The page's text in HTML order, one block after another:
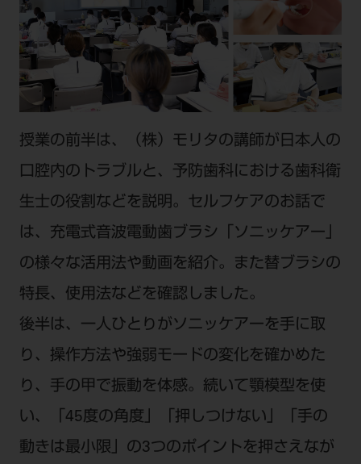
授業の前半は、（株）モリタの講師が日本人の
口腔内のトラブルと、予防歯科における歯科衛
生士の役割などを説明。セルフケアのお話で
は、充電式音波電動歯ブラシ「ソニッケアー」
の様々な活用法や動画を紹介。また替ブラシの
特長、使用法などを確認しました。
後半は、一人ひとりがソニッケアーを手に取
り、操作方法や強弱モードの変化を確かめた
り、手の甲で振動を体感。続いて顎模型を使
い、「45度の角度」「押しつけない」「手の
動きは最小限」の3つのポイントを押さえなが